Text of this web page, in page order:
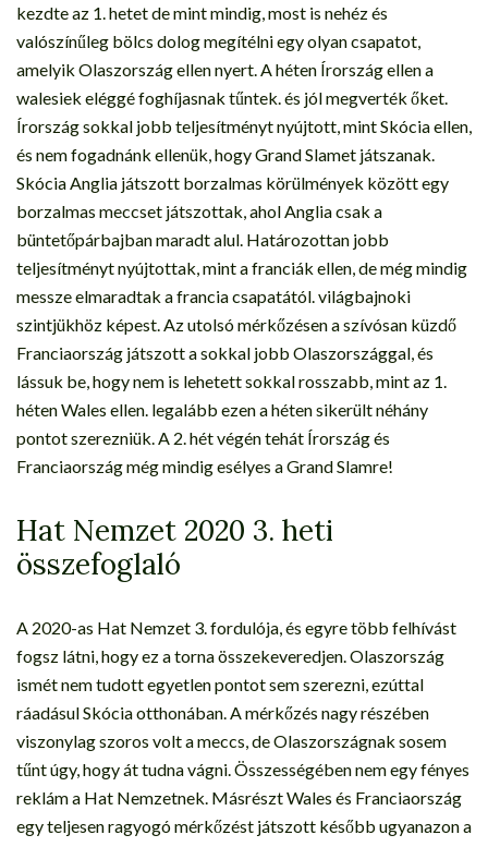
kezdte az 1. hetet de mint mindig, most is nehéz és
valószínűleg bölcs dolog megítélni egy olyan csapatot,
amelyik Olaszország ellen nyert. A héten Írország ellen a
walesiek eléggé foghíjasnak tűntek. és jól megverték őket.
Írország sokkal jobb teljesítményt nyújtott, mint Skócia ellen,
és nem fogadnánk ellenük, hogy Grand Slamet játszanak.
Skócia Anglia játszott borzalmas körülmények között egy
borzalmas meccset játszottak, ahol Anglia csak a
büntetőpárbajban maradt alul. Határozottan jobb
teljesítményt nyújtottak, mint a franciák ellen, de még mindig
messze elmaradtak a francia csapatától. világbajnoki
szintjükhöz képest. Az utolsó mérkőzésen a szívósan küzdő
Franciaország játszott a sokkal jobb Olaszországgal, és
lássuk be, hogy nem is lehetett sokkal rosszabb, mint az 1.
héten Wales ellen. legalább ezen a héten sikerült néhány
pontot szerezniük. A 2. hét végén tehát Írország és
Franciaország még mindig esélyes a Grand Slamre!
Hat Nemzet 2020 3. heti
összefoglaló
A 2020-as Hat Nemzet 3. fordulója, és egyre több felhívást
fogsz látni, hogy ez a torna összekeveredjen. Olaszország
ismét nem tudott egyetlen pontot sem szerezni, ezúttal
ráadásul Skócia otthonában. A mérkőzés nagy részében
viszonylag szoros volt a meccs, de Olaszországnak sosem
tűnt úgy, hogy át tudna vágni. Összességében nem egy fényes
reklám a Hat Nemzetnek. Másrészt Wales és Franciaország
egy teljesen ragyogó mérkőzést játszott később ugyanazon a